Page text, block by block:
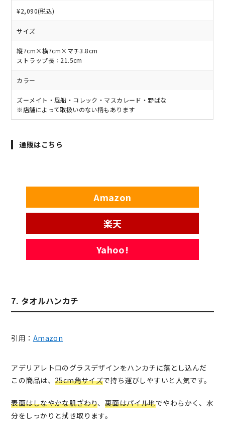
¥2,090(税込)
サイズ
縦7cm×横7cm×マチ3.8cm
ストラップ長：21.5cm
カラー
ズーメイト・風船・コレック・マスカレード・野ばな
※店舗によって取扱いのない柄もあります
通販はこちら
Amazon
楽天
Yahoo!
7. タオルハンカチ
引用： Amazon
アデリアレトロのグラスデザインをハンカチに落とし込んだ
この商品は、 25cm角サイズで持ち運びしやすいと人気です。
表面はしなやかな肌ざわり、 裏面はパイル地でやわらかく、水
分をしっかりと拭き取ります。